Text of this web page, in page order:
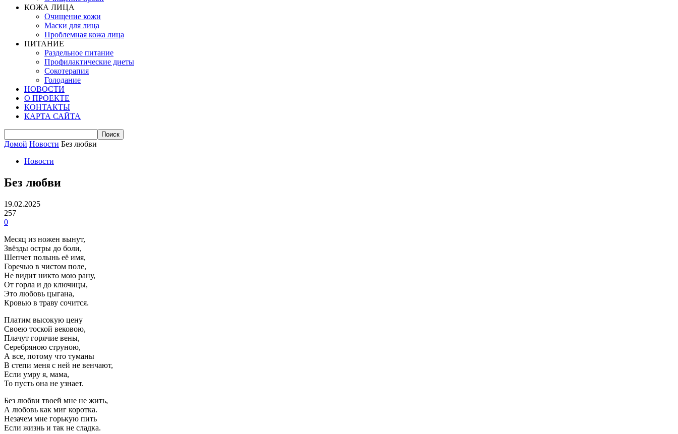
КОЖА ЛИЦА
Очищение кожи
Маски для лица
Проблемная кожа лица
ПИТАНИЕ
Раздельное питание
Профилактические диеты
Сокотерапия
Голодание
НОВОСТИ
О ПРОЕКТЕ
КОНТАКТЫ
КАРТА САЙТА
Домой Новости Без любви
Новости
Без любви
19.02.2025
257
0
Месяц из ножен вынут,
Звёзды остры до боли,
Шепчет полынь её имя,
Горечью в чистом поле,
Не видит никто мою рану,
От горла и до ключицы,
Это любовь цыгана,
Кровью в траву сочится.
Платим высокую цену
Своею тоской вековою,
Плачут горячие вены,
Серебряною струною,
А все, потому что туманы
В степи меня с ней не венчают,
Если умру я, мама,
То пусть она не узнает.
Без любви твоей мне не жить,
А любовь как миг коротка.
Незачем мне горькую пить
Если жизнь и так не сладка.